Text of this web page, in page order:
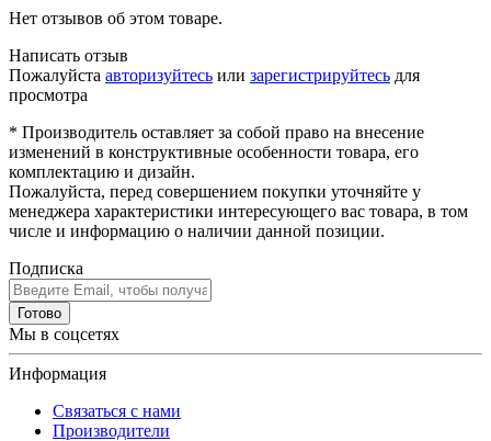
Нет отзывов об этом товаре.
Написать отзыв
Пожалуйста авторизуйтесь или зарегистрируйтесь для
просмотра
* Производитель оставляет за собой право на внесение
изменений в конструктивные особенности товара, его
комплектацию и дизайн.
Пожалуйста, перед совершением покупки уточняйте у
менеджера характеристики интересующего вас товара, в том
числе и информацию о наличии данной позиции.
Подписка
Готово
Мы в соцсетях
Информация
Связаться с нами
Производители